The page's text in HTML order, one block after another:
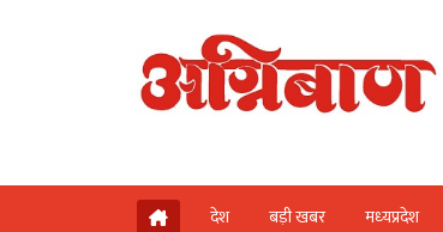
देश बड़ी खबर मध्‍यप्रदेश